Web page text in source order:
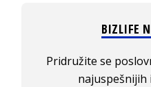
BIZLIFE
Pridružite se
najuspešnijih